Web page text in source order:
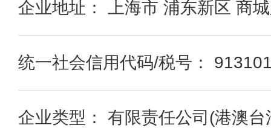
企业地址： 上海市 浦东新区 商
统一社会信用代码/税号：
企业类型： 有限责任公司(港澳台